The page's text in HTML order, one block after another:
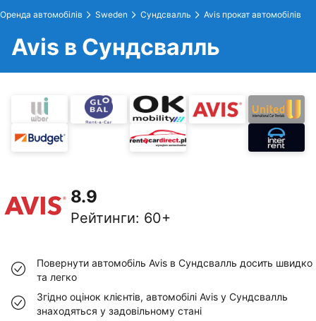
Оренда автомобілів Sweden Сундсвалль Avis прокат автомобілів
Avis в Сундсвалль
8.9
Рейтинги: 60+
Повернути автомобіль Avis в Сундсвалль досить швидко
та легко
Згідно оцінок клієнтів, автомобілі Avis у Сундсвалль
знаходяться у задовільному стані